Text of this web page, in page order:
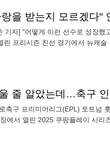
기자] "어떻게 이런 선수로 성장
프리시즌 친선 경기에서 뉴캐
줄 알았는데…축구
축구 프리미어리그(EPL) 토트넘
에서 열린 2025 쿠팡플레이 시